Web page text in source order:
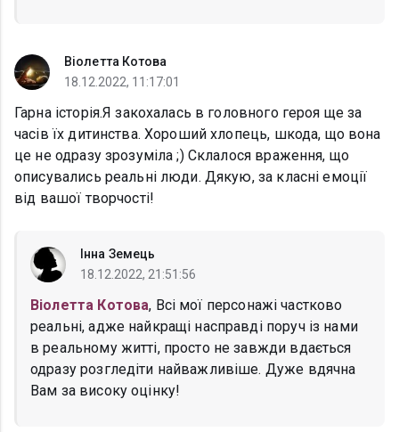
Віолетта Котова
18.12.2022, 11:17:01
Гарна історія.Я закохалась в головного героя ще за
часів їх дитинства. Хороший хлопець, шкода, що вона
це не одразу зрозуміла ;) Склалося враження, що
описувались реальні люди. Дякую, за класні емоції
від вашої творчості!
Інна Земець
18.12.2022, 21:51:56
Віолетта Котова, Всі мої персонажі частково
реальні, адже найкращі насправді поруч із нами
в реальному житті, просто не завжди вдається
одразу розгледіти найважливіше. Дуже вдячна
Вам за високу оцінку!